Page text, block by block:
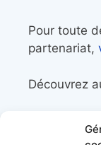
Pour toute
partenariat,
Découvrez
librairie